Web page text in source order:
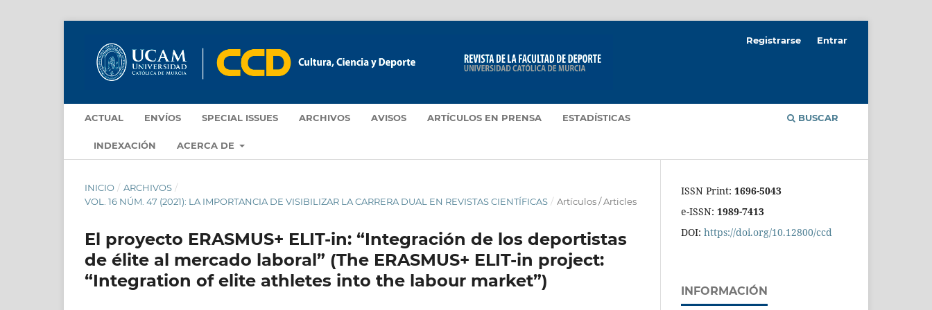
ACTUAL ENVÍOS SPECIAL ISSUES ARCHIVOS AVISOS ARTÍCULOS EN PRENSA ESTADÍSTICAS
INDEXACIÓN ACERCA DE
BUSCAR
Registrarse Entrar
INICIO / ARCHIVOS /
VOL. 16 NÚM. 47 (2021): LA IMPORTANCIA DE VISIBILIZAR LA CARRERA DUAL EN REVISTAS CIENTÍFICAS / Artículos / Articles
El proyecto ERASMUS+ ELIT-in: “Integración de los deportistas
de élite al mercado laboral” (The ERASMUS+ ELIT-in project:
“Integration of elite athletes into the labour market”)
ISSN Print: 1696-5043
e-ISSN: 1989-7413
DOI: https://doi.org/10.12800/ccd
INFORMACIÓN